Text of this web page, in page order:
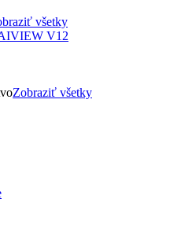
všetky
Zobraziť všetky